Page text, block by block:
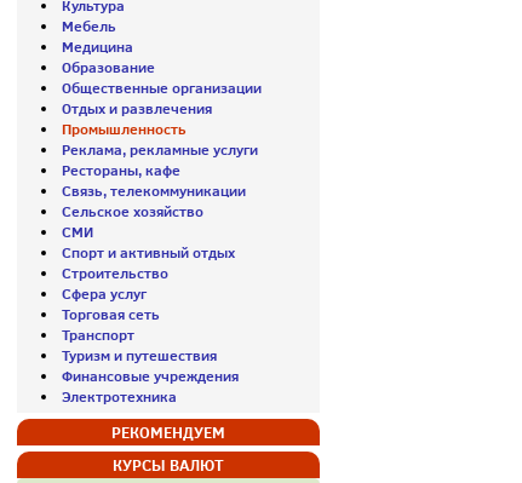
Культура
Мебель
Медицина
Образование
Общественные организации
Отдых и развлечения
Промышленность
Реклама, рекламные услуги
Рестораны, кафе
Связь, телекоммуникации
Сельское хозяйство
СМИ
Спорт и активный отдых
Строительство
Сфера услуг
Торговая сеть
Транспорт
Туризм и путешествия
Финансовые учреждения
Электротехника
РЕКОМЕНДУЕМ
КУРСЫ ВАЛЮТ